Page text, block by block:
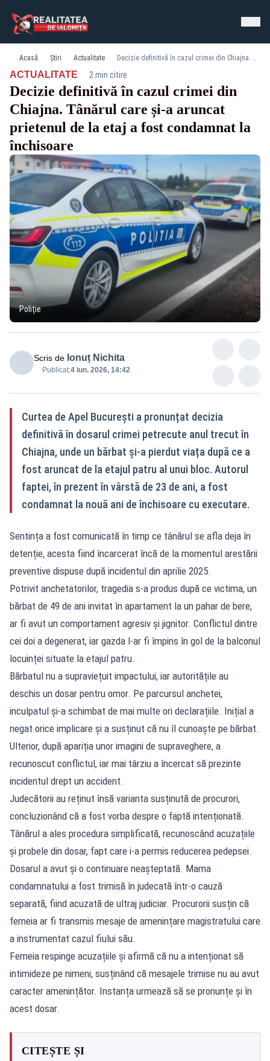
Acasă Știri Actualitate Decizie definitivă în cazul crimei din Chiajna. Tânărul care și-a aruncat prietenul de la etaj a fost condamnat la închisoare
ACTUALITATE· 2 min citire
Decizie definitivă în cazul crimei din
Chiajna. Tânărul care și-a aruncat
prietenul de la etaj a fost condamnat la
închisoare
Poliție
Scris de Ionuț Nichita
Publicat:4 iun. 2026, 14:42
Curtea de Apel București a pronunțat decizia
definitivă în dosarul crimei petrecute anul trecut în
Chiajna, unde un bărbat și-a pierdut viața după ce a
fost aruncat de la etajul patru al unui bloc. Autorul
faptei, în prezent în vârstă de 23 de ani, a fost
condamnat la nouă ani de închisoare cu executare.
Sentința a fost comunicată în timp ce tânărul se afla deja în
detenție, acesta fiind încarcerat încă de la momentul arestării
preventive dispuse după incidentul din aprilie 2025.
Potrivit anchetatorilor, tragedia s-a produs după ce victima, un
bărbat de 49 de ani invitat în apartament la un pahar de bere,
ar fi avut un comportament agresiv și jignitor. Conflictul dintre
cei doi a degenerat, iar gazda l-ar fi împins în gol de la balconul
locuinței situate la etajul patru.
Bărbatul nu a supraviețuit impactului, iar autoritățile au
deschis un dosar pentru omor. Pe parcursul anchetei,
inculpatul și-a schimbat de mai multe ori declarațiile. Inițial a
negat orice implicare și a susținut că nu îl cunoaște pe bărbat.
Ulterior, după apariția unor imagini de supraveghere, a
recunoscut conflictul, iar mai târziu a încercat să prezinte
incidentul drept un accident.
Judecătorii au reținut însă varianta susținută de procurori,
concluzionând că a fost vorba despre o faptă intenționată.
Tânărul a ales procedura simplificată, recunoscând acuzațiile
și probele din dosar, fapt care i-a permis reducerea pedepsei.
Dosarul a avut și o continuare neașteptată. Mama
condamnatului a fost trimisă în judecată într-o cauză
separată, fiind acuzată de ultraj judiciar. Procurorii susțin că
femeia ar fi transmis mesaje de amenințare magistratului care
a instrumentat cazul fiului său.
Femeia respinge acuzațiile și afirmă că nu a intenționat să
intimideze pe nimeni, susținând că mesajele trimise nu au avut
caracter amenințător. Instanța urmează să se pronunțe și în
acest dosar.
CITEȘTE ȘI